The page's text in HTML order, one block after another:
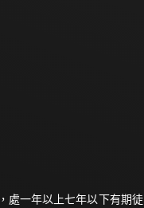
處一年以上七年以下有期徒